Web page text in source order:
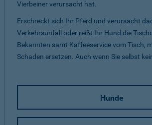
Vierbeiner verursacht hat.
Erschreckt sich Ihr Pferd und verursacht
Verkehrsunfall oder reißt Ihr Hund die
Bekannten samt Kaffeeservice vom Tisch,
Schaden ersetzen. Auch wenn Sie selbst
Hunde